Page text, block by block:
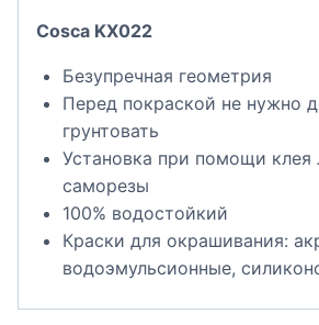
Cosca KX022
Безупречная геометрия
Перед покраской не нужно
грунтовать
Установка при помощи клея
саморезы
100% водостойкий
Краски для окрашивания:
водоэмульсионные,